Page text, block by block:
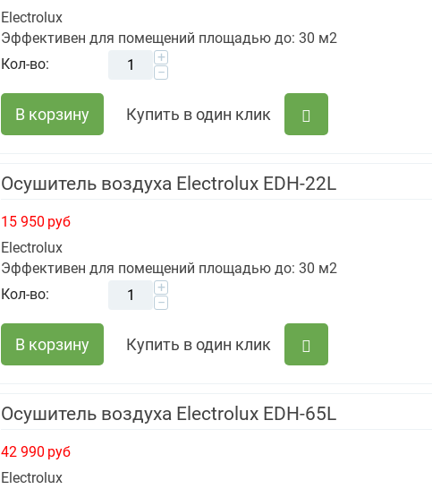
Electrolux
Эффективен для помещений площадью до: 30 м2
Кол-во:
+
−
В корзину Купить в один клик
Осушитель воздуха Electrolux EDH-22L
15 950 руб
Electrolux
Эффективен для помещений площадью до: 30 м2
Кол-во:
+
−
В корзину Купить в один клик
Осушитель воздуха Electrolux EDH-65L
42 990 руб
Electrolux